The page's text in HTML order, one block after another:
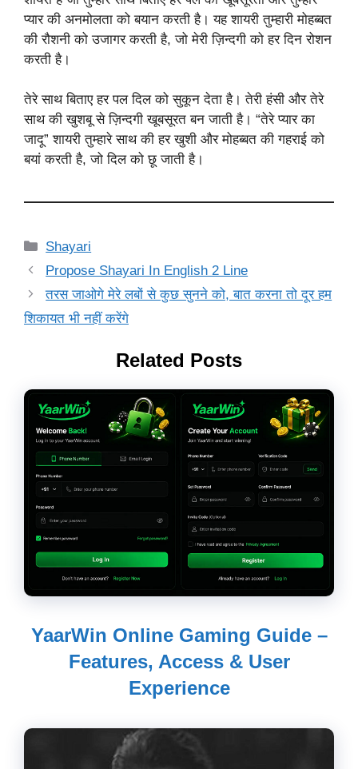
प्यार की अनमोलता को बयान करती है। यह शायरी तुम्हारी मोहब्बत
की रौशनी को उजागर करती है, जो मेरी ज़िन्दगी को हर दिन रोशन
करती है।
तेरे साथ बिताए हर पल दिल को सुकून देता है। तेरी हंसी और तेरे
साथ की खुशबू से ज़िन्दगी खूबसूरत बन जाती है। “तेरे प्यार का
जादू” शायरी तुम्हारे साथ की हर खुशी और मोहब्बत की गहराई को
बयां करती है, जो दिल को छू जाती है।
Categories
Shayari
Propose Shayari In English 2 Line
तरस जाओगे मेरे लबों से कुछ सुनने को, बात करना तो दूर हम
शिकायत भी नहीं करेंगे
Related Posts
YaarWin Online Gaming Guide –
Features, Access & User
Experience